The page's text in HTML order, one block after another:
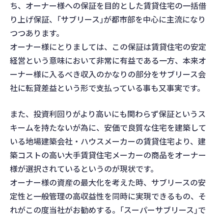
ち、オーナー様への保証を目的とした賃貸住宅の一括借
り上げ保証、｢サブリース｣が都市部を中心に主流になり
つつあります。
オーナー様にとりましては、この保証は賃貸住宅の安定
経営という意味において非常に有益である一方、本来オ
ーナー様に入るべき収入のかなりの部分をサブリース会
社に転貸差益という形で支払っている事も又事実です。
また、投資利回りがより高いにも関わらず保証というス
キームを持たないが為に、安価で良質な住宅を建築して
いる地場建築会社・ハウスメーカーの賃貸住宅より、建
築コストの高い大手賃貸住宅メーカーの商品をオーナー
様が選択されているというのが現状です。
オーナー様の資産の最大化を考えた時、サブリースの安
定性と一般管理の高収益性を同時に実現できるもの、そ
れがこの度当社がお勧めする。｢スーパーサブリース｣で